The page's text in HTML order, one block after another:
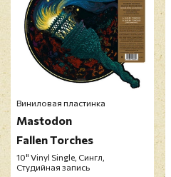
Виниловая пластинка
Mastodon
Fallen Torches
10" Vinyl Single, Сингл,
Студийная запись